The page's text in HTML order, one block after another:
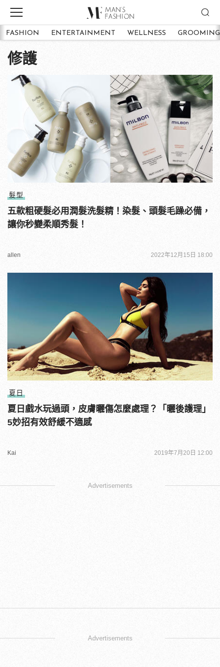
FASHION ENTERTAINMENT WELLNESS GROOMING
修護
髮型
五款粗硬髮必用潤髮洗髮精！染髮、頭髮毛躁必備，
讓你秒變柔順秀髮！
allen 2022年12月15日 18:00
夏日
夏日戲水玩過頭，皮膚曬傷怎麼處理？「曬後護理」
5妙招有效舒緩不適感
Kai 2019年7月20日 12:00
Advertisements
Advertisements